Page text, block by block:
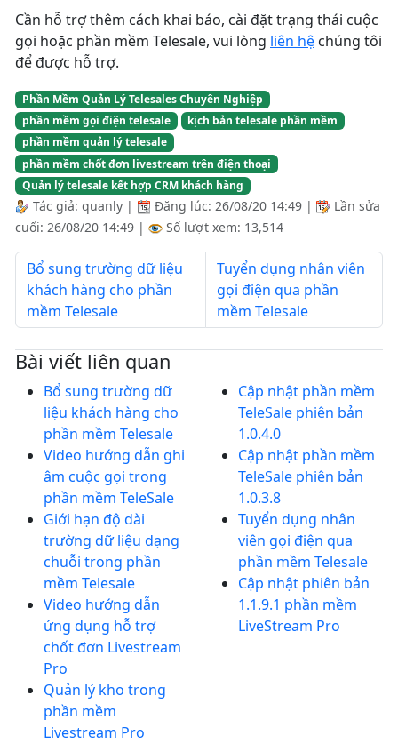
Cần hỗ trợ thêm cách khai báo, cài đặt trạng thái cuộc
gọi hoặc phần mềm Telesale, vui lòng liên hệ chúng tôi
để được hỗ trợ.
Phần Mềm Quản Lý Telesales Chuyên Nghiệp
phần mềm gọi điện telesale
kịch bản telesale phần mềm
phần mềm quản lý telesale
phần mềm chốt đơn livestream trên điện thoại
Quản lý telesale kết hợp CRM khách hàng
Tác giả: quanly | Đăng lúc: 26/08/20 14:49 |
Lần sửa
cuối: 26/08/20 14:49 | Số lượt xem: 13,514
Bổ sung trường dữ liệu
khách hàng cho phần
mềm Telesale
Tuyển dụng nhân viên
gọi điện qua phần
mềm Telesale
Bài viết liên quan
Bổ sung trường dữ
liệu khách hàng cho
phần mềm Telesale
Video hướng dẫn ghi
âm cuộc gọi trong
phần mềm TeleSale
Giới hạn độ dài
trường dữ liệu dạng
chuỗi trong phần
mềm Telesale
Video hướng dẫn
ứng dụng hỗ trợ
chốt đơn Livestream
Pro
Quản lý kho trong
phần mềm
Livestream Pro
Cập nhật phần mềm
TeleSale phiên bản
1.0.4.0
Cập nhật phần mềm
TeleSale phiên bản
1.0.3.8
Tuyển dụng nhân
viên gọi điện qua
phần mềm Telesale
Cập nhật phiên bản
1.1.9.1 phần mềm
LiveStream Pro